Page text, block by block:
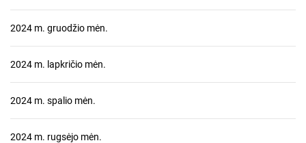
2024 m. gruodžio mėn.
2024 m. lapkričio mėn.
2024 m. spalio mėn.
2024 m. rugsėjo mėn.